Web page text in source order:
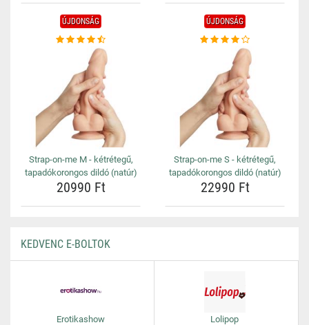
ÚJDONSÁG
Strap-on-me M - kétrétegű,
tapadókorongos dildó (natúr)
20990 Ft
ÚJDONSÁG
Strap-on-me S - kétrétegű,
tapadókorongos dildó (natúr)
22990 Ft
KEDVENC E-BOLTOK
Erotikashow Lolipop